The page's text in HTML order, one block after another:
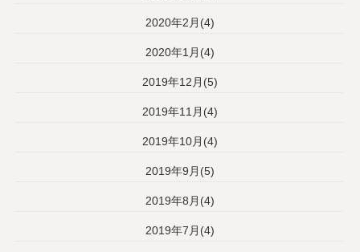
2020年2月(4)
2020年1月(4)
2019年12月(5)
2019年11月(4)
2019年10月(4)
2019年9月(5)
2019年8月(4)
2019年7月(4)